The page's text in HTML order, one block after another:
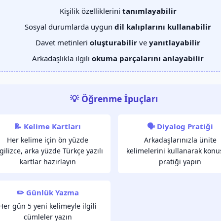
Kişilik özelliklerini tanımlayabilir
Sosyal durumlarda uygun dil kalıplarını kullanabilir
Davet metinleri oluşturabilir ve yanıtlayabilir
Arkadaşlıkla ilgili okuma parçalarını anlayabilir
💡 Öğrenme İpuçları
📝 Kelime Kartları
Her kelime için ön yüzde
arka yüzde Türkçe yazılı
kartlar hazırlayın
🗣️ Diyalog Pratiği
Arkadaşlarınızla ünite
kelimelerini kullanarak
pratiği yapın
✏️ Günlük Yazma
gün 5 yeni kelimeyle ilgili
cümleler yazın